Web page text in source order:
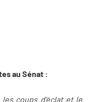
au Sénat :
coups d'éclat et le